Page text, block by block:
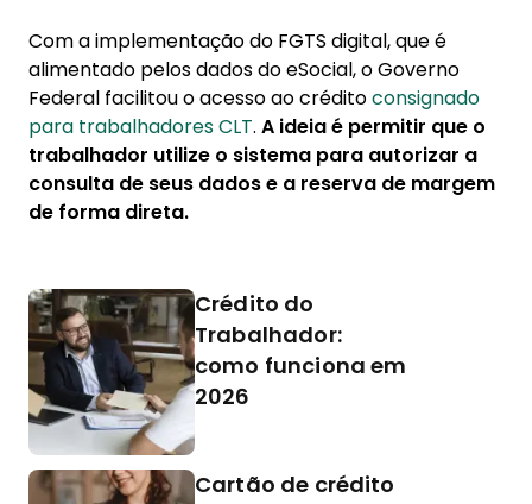
Com a implementação do FGTS digital, que é
alimentado pelos dados do eSocial, o Governo
Federal facilitou o acesso ao créditoconsignado
para trabalhadores CLT. A ideia é permitir que o
trabalhador utilize o sistema para autorizar a
consulta de seus dados e a reserva de margem
de forma direta.
Crédito do
Trabalhador:
como funciona em
2026
Cartão de crédito